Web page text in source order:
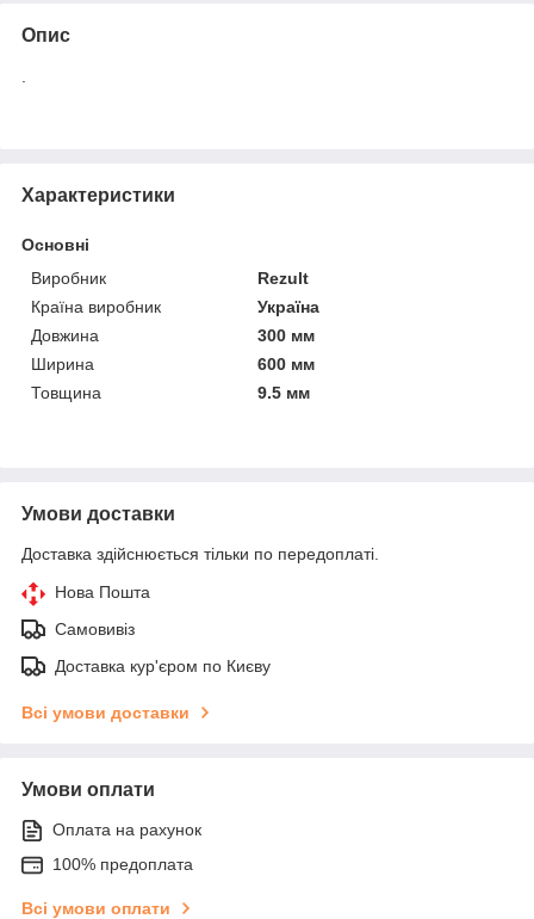
Опис
Характеристики
Основні
Виробник
Rezult
Країна виробник
Україна
Довжина
300 мм
Ширина
600 мм
Товщина
9.5 мм
Умови доставки
Доставка здійснюється тільки по передоплаті.
Нова Пошта
Самовивіз
Доставка кур'єром по Києву
Всі умови доставки
Умови оплати
Оплата на рахунок
100% предоплата
Всі умови оплати